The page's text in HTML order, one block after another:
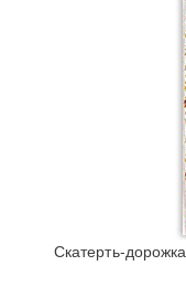
Скатерть-